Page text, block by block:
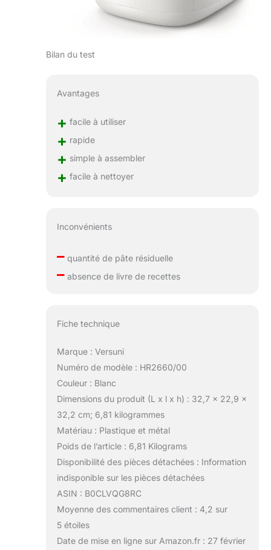
Bilan du test
Avantages
+ facile à utiliser
+ rapide
+ simple à assembler
+ facile à nettoyer
Inconvénients
–quantité de pâte résiduelle
–absence de livre de recettes
Fiche technique
Marque : Versuni
Numéro de modèle : HR2660/00
Couleur : Blanc
Dimensions du produit (L x l x h) : 32,7 x 22,9 x
32,2 cm; 6,81 kilogrammes
Matériau : Plastique et métal
Poids de l’article : 6,81 Kilograms
Disponibilité des pièces détachées : Information
indisponible sur les pièces détachées
ASIN : B0CLVQG8RC
Moyenne des commentaires client : 4,2 sur
5 étoiles
Date de mise en ligne sur Amazon.fr : 27 février